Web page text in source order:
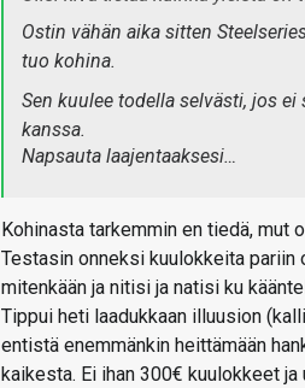
Ostin vähän aika sitten
tuo kohina.
Sen kuulee todella selvästi, jos
kanssa.
Napsauta laajentaaksesi…
Kohinasta tarkemmin en tiedä,
Testasin onneksi kuulokkeita
mitenkään ja nitisi ja natisi ku
Tippui heti laadukkaan illuusion
entistä enemmänkin heittämään
kaikesta. Ei ihan 300€ kuulokkeet